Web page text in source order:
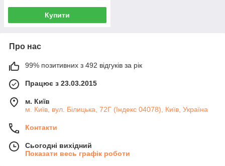
Купити
Про нас
99% позитивних з 492 відгуків за рік
Працює з 23.03.2015
м. Київ
м. Київ, вул. Білицька, 72Г (Індекс 04078), Київ, Україна
Контакти
Сьогодні вихідний
Показати весь графік роботи